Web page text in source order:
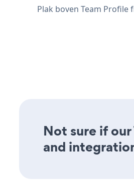
Plak boven Team
Not sure if
and